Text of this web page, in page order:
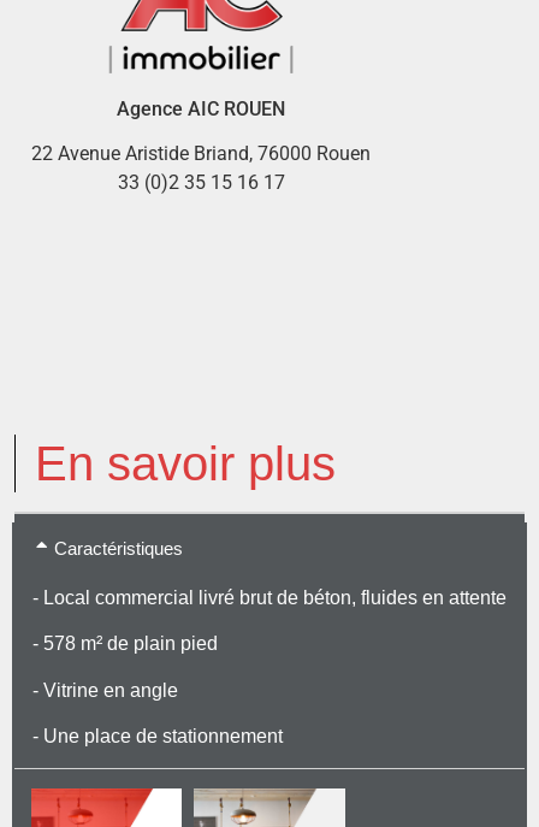
Agence AIC ROUEN
22 Avenue Aristide Briand, 76000 Rouen
33 (0)2 35 15 16 17
En savoir plus
Caractéristiques
- Local commercial livré brut de béton, fluides en attente
- 578 m² de plain pied
- Vitrine en angle
- Une place de stationnement